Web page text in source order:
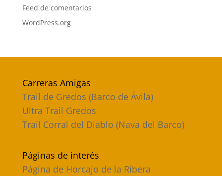
Feed de comentarios
WordPress.org
Carreras Amigas
Trail de Gredos (Barco de Ávila)
Ultra Trail Gredos
Trail Corral del Diablo (Nava del Barco)
Páginas de interés
Página de Horcajo de la Ribera